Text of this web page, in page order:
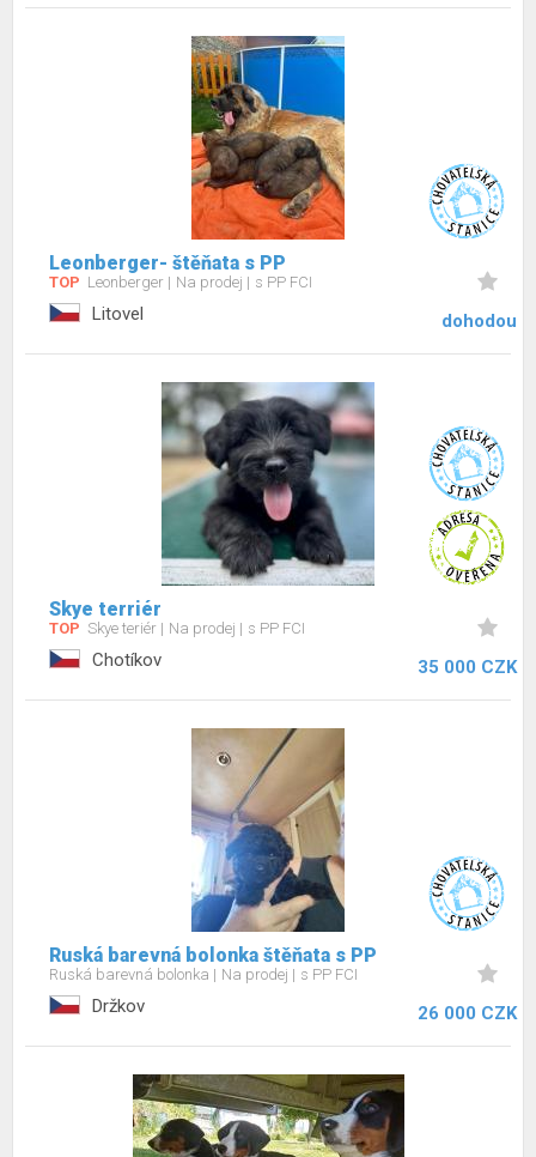
Leonberger- štěňata s PP
TOP Leonberger Na prodej s PP FCI
Litovel dohodou
Skye terriér
TOP Skye teriér Na prodej s PP FCI
Chotíkov 35 000 CZK
Ruská barevná bolonka štěňata s PP
Ruská barevná bolonka Na prodej s PP FCI
Držkov 26 000 CZK